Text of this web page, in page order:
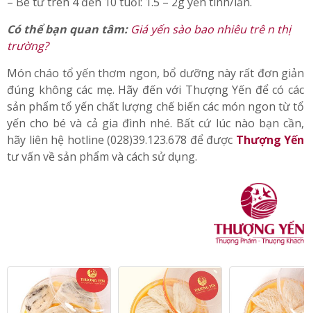
– Bé từ trên 4 đến 10 tuổi: 1.5 – 2g yến tinh/lần.
Có thể bạn quan tâm:Giá yến sào bao nhiêu trê n thị
trường?
Món cháo tổ yến thơm ngon, bổ dưỡng này rất đơn giản
đúng không các mẹ. Hãy đến với Thượng Yến để có các
sản phẩm tổ yến chất lượng chế biến các món ngon từ tổ
yến cho bé và cả gia đình nhé. Bất cứ lúc nào bạn cần,
Thượng Yến